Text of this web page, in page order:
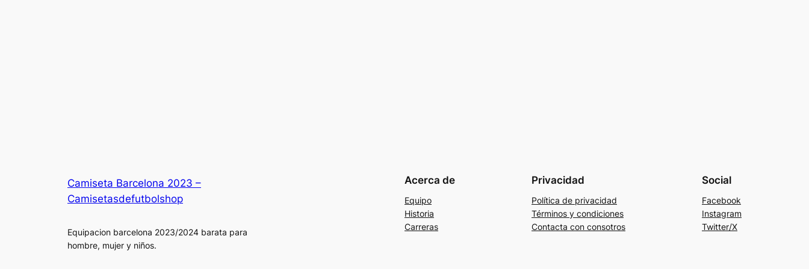
Camiseta Barcelona 2023 –
Camisetasdefutbolshop
Equipacion barcelona 2023/2024 barata para
hombre, mujer y niños.
Acerca de
Equipo
Historia
Carreras
Privacidad
Política de privacidad
Términos y condiciones
Contacta con consotros
Social
Facebook
Instagram
Twitter/X